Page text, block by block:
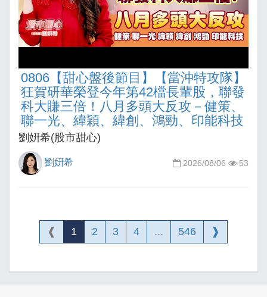
0806【甜心盤後節目】【當沖特攻隊】
狂賀研華榮登今年第42檔長輩股，聯發
科大賺三倍！八月多頭大反攻－健策、
聯一光、緯穎、緯創、鴻勁、印能科技
劉姸希(股市甜心)
劉姸希 2026/08/06 53
❰ 1 2 3 4 ... 546 ❱